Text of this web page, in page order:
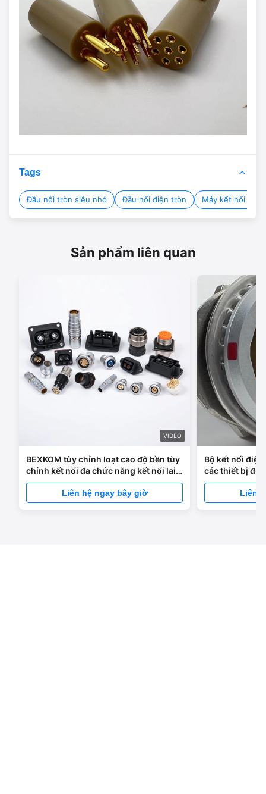
Tags
Đầu nối tròn siêu nhỏ Đầu nối điện tròn Máy kết nối
Sản phẩm liên quan
VIDEO
BEXKOM tùy chỉnh loạt cao độ bền tùy
chỉnh kết nối đa chức năng kết nối lai
kết nối hỗn hợp kết nối thiết kế công
cụ miễn phí dịch vụ
Liên hệ ngay bây giờ
Bộ kết nối
các thiết bị
Liên
Good day, what product are you looking for?